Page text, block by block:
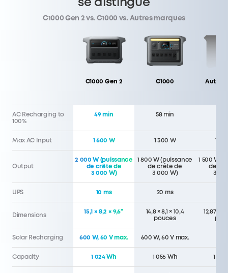
se distingue
C1000 Gen 2 vs. C1000 vs. Autres marques
C1000 Gen 2 C1000 Autre
AC Recharging to
100%
49 min 58 min
Max AC Input 1 600 W 1 300 W 1
Output
2 000 W (puissance
de crête de
3 000 W)
1 800 W (puissance
de crête de
3 000 W)
1 500 W
de
3
UPS 10 ms 20 ms
Dimensions
15,1 × 8,2 × 9,6"
14,8 × 8,1 × 10,4
pouces
12,87 x
Solar Recharging 600 W, 60 V max. 600 W, 60 V max.
Capacity 1 024 Wh 1 056 Wh 1